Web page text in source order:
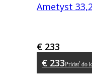
Ametyst
€ 233
€ 233Pridať do